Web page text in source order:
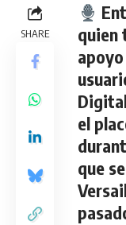
SHARE
quien
el
que